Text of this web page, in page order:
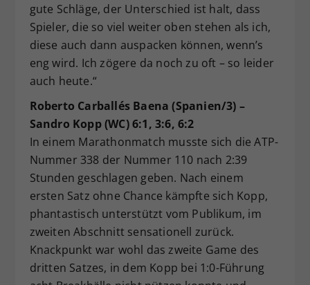
gute Schläge, der Unterschied ist halt, dass
Spieler, die so viel weiter oben stehen als ich,
diese auch dann auspacken können, wenn’s
eng wird. Ich zögere da noch zu oft – so leider
auch heute.“
Roberto Carballés Baena (Spanien/3) –
Sandro Kopp (WC) 6:1, 3:6, 6:2
In einem Marathonmatch musste sich die ATP-
Nummer 338 der Nummer 110 nach 2:39
Stunden geschlagen geben. Nach einem
ersten Satz ohne Chance kämpfte sich Kopp,
phantastisch unterstützt vom Publikum, im
zweiten Abschnitt sensationell zurück.
Knackpunkt war wohl das zweite Game des
dritten Satzes, in dem Kopp bei 1:0-Führung